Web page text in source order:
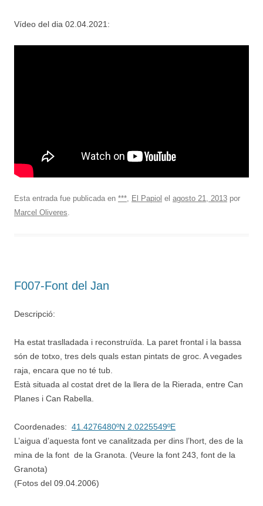
Vídeo del dia 02.04.2021:
Esta entrada fue publicada en ***, El Papiol el agosto 21, 2013 por
Marcel Oliveres.
F007-Font del Jan
Descripció:
Ha estat traslladada i reconstruïda. La paret frontal i la bassa
són de totxo, tres dels quals estan pintats de groc. A vegades
raja, encara que no té tub.
Està situada al costat dret de la llera de la Rierada, entre Can
Planes i Can Rabella.
Coordenades: 41.4276480ºN 2.0225549ºE
L’aigua d’aquesta font ve canalitzada per dins l’hort, des de la
mina de la font de la Granota. (Veure la font 243, font de la
Granota)
(Fotos del 09.04.2006)